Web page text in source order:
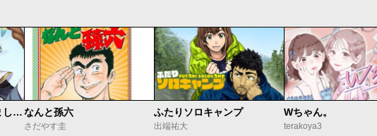
世界最強の魔女、始めました ～私だけ『攻略サイト』を見れる世界で自由に生きます～なんと孫六
さだやす圭
ふたりソロキャンプ
出端祐大
Wちゃん。
terakoya3